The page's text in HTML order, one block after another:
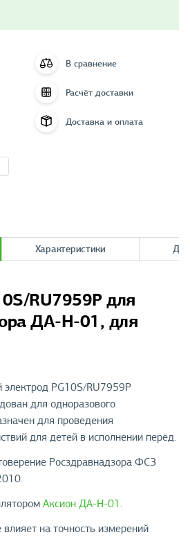
В сравнение
Расчёт доставки
Доставка и оплата
Характеристики
RU7959P для
ДА-Н-01, для
PG10S/RU7959P
для одноразового
для проведения
для детей в исполнении перёд.
Росздравнадзора ФСЗ
Аксион ДА-Н-01 .
на точность измерений